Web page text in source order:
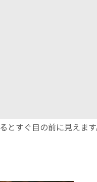
すぐ目の前に見えます